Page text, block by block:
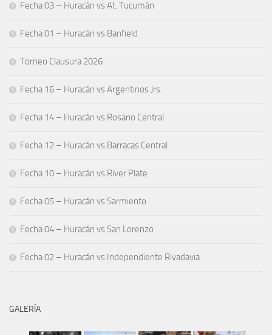
Fecha 03 – Huracán vs At. Tucumán
Fecha 01 – Huracán vs Banfield
Torneo Clausura 2026
Fecha 16 – Huracán vs Argentinos Jrs.
Fecha 14 – Huracán vs Rosario Central
Fecha 12 – Huracán vs Barracas Central
Fecha 10 – Huracán vs River Plate
Fecha 05 – Huracán vs Sarmiento
Fecha 04 – Huracán vs San Lorenzo
Fecha 02 – Huracán vs Independiente Rivadavia
GALERÍA